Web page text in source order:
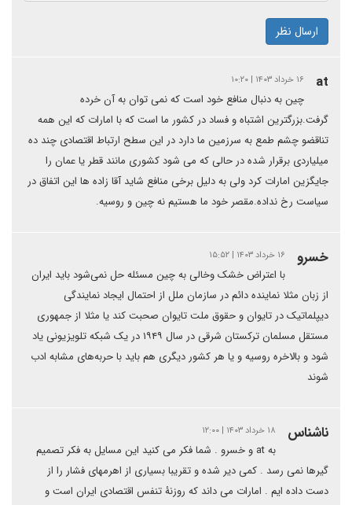
ارسال نظر
at ۱۶ خرداد ۱۴۰۳ | ۱۰:۲۰
چین به دنبال منافع خود است که نمی توان به آن خرده
گرفت.بزرگترین اشتباه و فساد در کشور ما است که با امارات که این همه
تناقضو چشم طمع به سرزمین ما دارد در این سطح ارتباط اقتصادی چند ده
میلیاردی برقرار شده در حالی که می شود کشوری مانند قطر یا عمان را
جایگزین امارات کرد ولی به دلیل برخی منافع شاید آقا زاده ها این اتفاق در
سیاست رخ نداده.مقصر خود ما هستیم نه چین و روسیه.
خسرو ۱۶ خرداد ۱۴۰۳ | ۱۵:۵۲
با اعتراض خشک وخالی به چین مسئله حل نمی‌شود باید ایران
از زبان مثلا نماینده دائم در سازمان ملل از احتمال ایجاد نمایندگی
دیپلماتیک در تایوان و حقوق ملت تایوان صحبت کند یا مثلا از جمهوری
مستقل مسلمان ترکستان شرقی در سال ۱۹۴۹ در یک شبکه تلویزیونی یاد
شود و بالاخره روسیه و یا هر کشور دیگری هم باید با حربه‌های مشابه ادب
شوند
ناشناس ۱۸ خرداد ۱۴۰۳ | ۱۲:۰۰
به at و خسرو . شما فکر می کنید این مسایل به فکر تصمیم
گیرها نمی رسد . کمی دیر شده و تقریبا بسیاری از اهرمهای فشار را از
دست داده ایم . امارات می داند که روزنۀ تنفس اقتصادی ایران است و